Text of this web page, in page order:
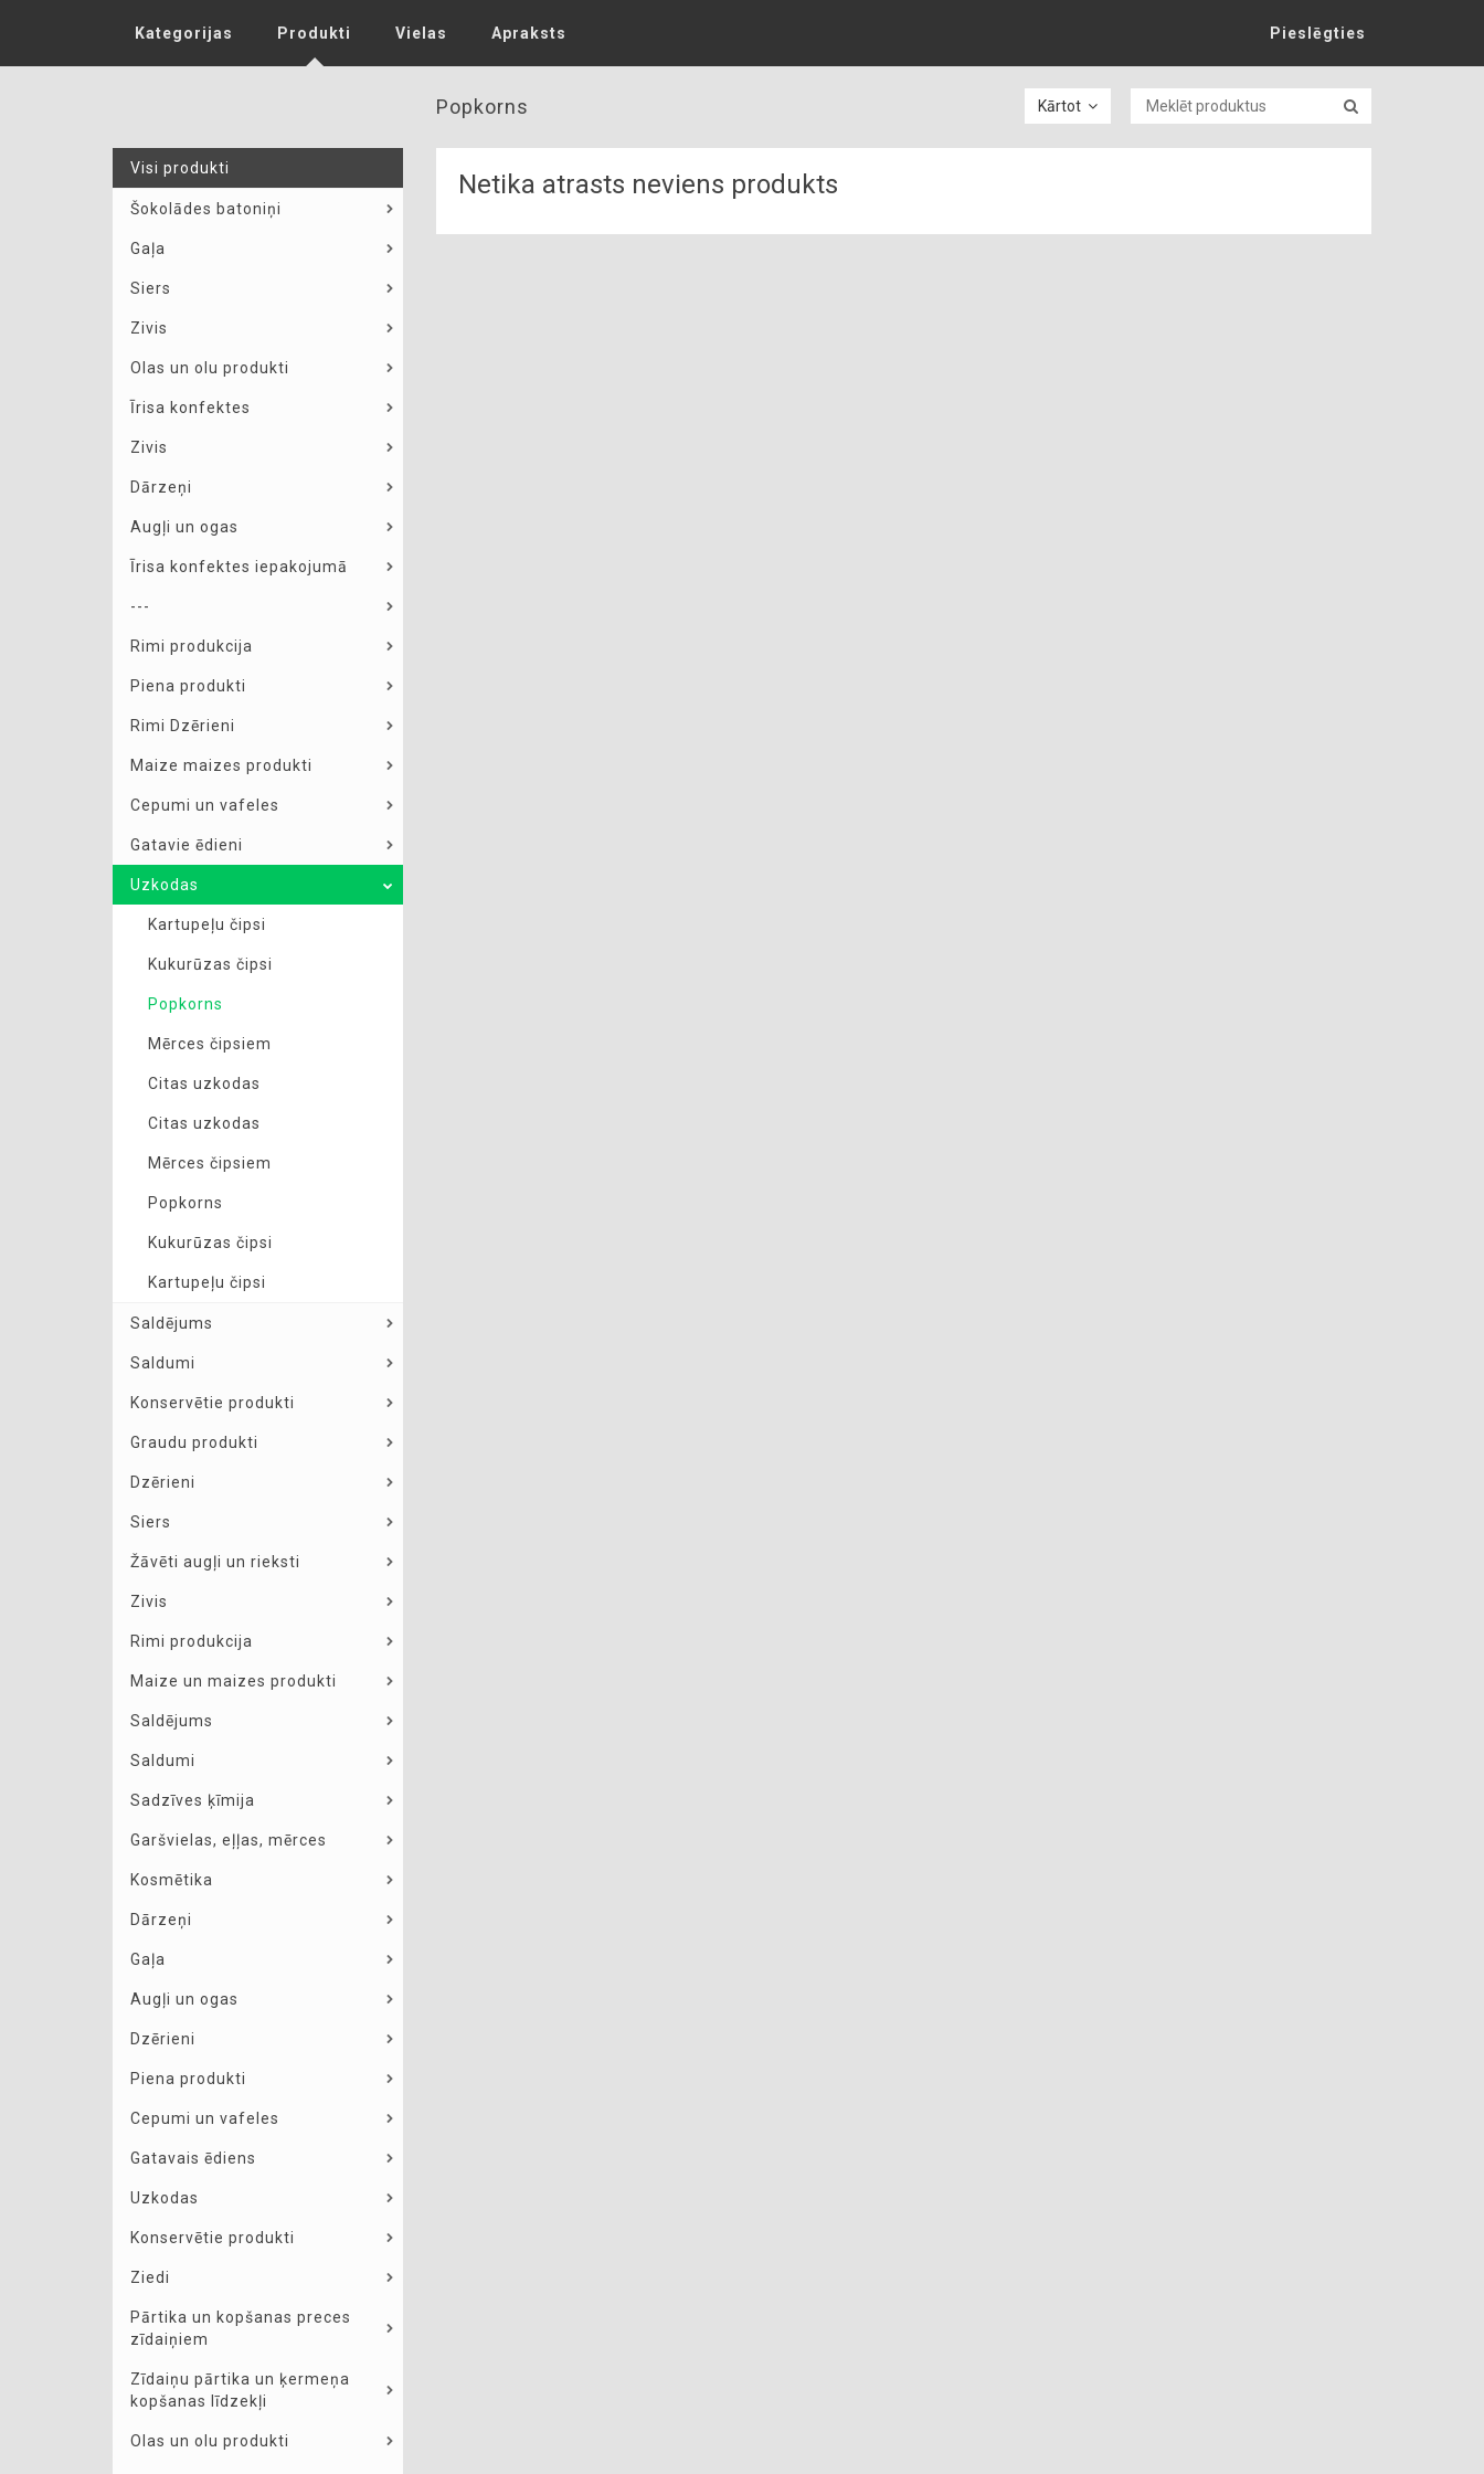
Kategorijas Produkti Vielas Apraksts Pieslēgties
Popkorns Kārtot
Visi produkti
Šokolādes batoniņi
Gaļa
Siers
Zivis
Olas un olu produkti
Īrisa konfektes
Zivis
Dārzeņi
Augļi un ogas
Īrisa konfektes iepakojumā
---
Rimi produkcija
Piena produkti
Rimi Dzērieni
Maize maizes produkti
Cepumi un vafeles
Gatavie ēdieni
Uzkodas
Kartupeļu čipsi
Kukurūzas čipsi
Popkorns
Mērces čipsiem
Citas uzkodas
Citas uzkodas
Mērces čipsiem
Popkorns
Kukurūzas čipsi
Kartupeļu čipsi
Saldējums
Saldumi
Konservētie produkti
Graudu produkti
Dzērieni
Siers
Žāvēti augļi un rieksti
Zivis
Rimi produkcija
Maize un maizes produkti
Saldējums
Saldumi
Sadzīves ķīmija
Garšvielas, eļļas, mērces
Kosmētika
Dārzeņi
Gaļa
Augļi un ogas
Dzērieni
Piena produkti
Cepumi un vafeles
Gatavais ēdiens
Uzkodas
Konservētie produkti
Ziedi
Pārtika un kopšanas preces
zīdaiņiem
Zīdaiņu pārtika un ķermeņa
kopšanas līdzekļi
Olas un olu produkti
Netika atrasts neviens produkts